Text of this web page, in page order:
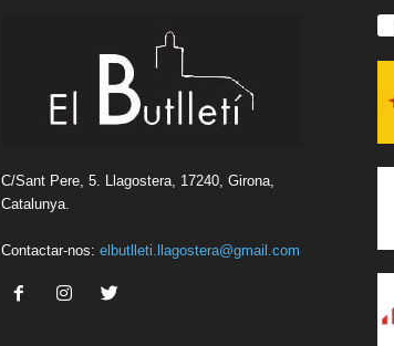
C/Sant Pere, 5. Llagostera, 17240, Girona,
Catalunya.
Contactar-nos: elbutlleti.llagostera@gmail.com